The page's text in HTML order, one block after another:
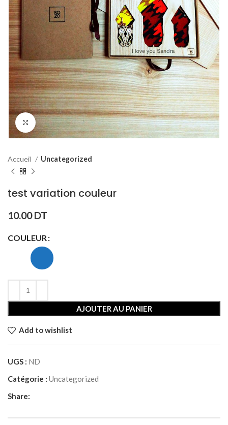
Click to enlarge
Accueil Uncategorized
test variation couleur
10.00DT
COULEUR
AJOUTER AU PANIER
Add to wishlist
UGS : ND
Catégorie : Uncategorized
Share: